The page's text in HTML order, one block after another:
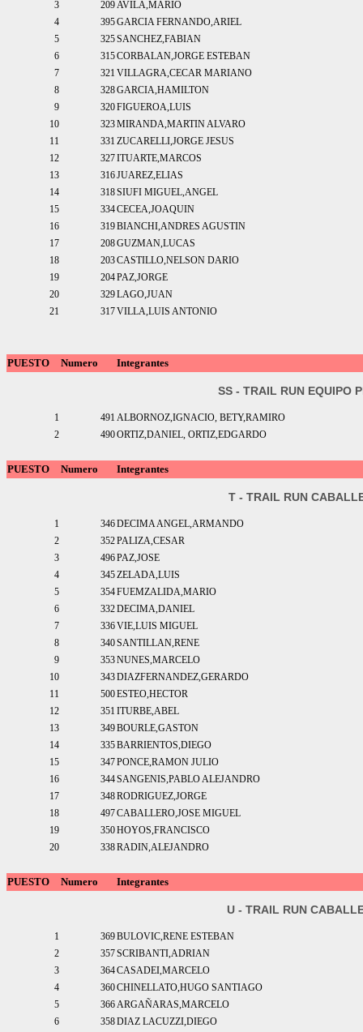
3 209AVILA,MARIO
4
395GARCIA FERNANDO,ARIEL
5
325SANCHEZ,FABIAN
6
315CORBALAN,JORGE ESTEBAN
7
321 VILLAGRA,CECAR MARIANO
8
328GARCIA,HAMILTON
9
320FIGUEROA,LUIS
10
323MIRANDA,MARTIN ALVARO
11
331 ZUCARELLI,JORGE JESUS
12
327ITUARTE,MARCOS
13
316JUAREZ,ELIAS
14
318SIUFI MIGUEL,ANGEL
15
334CECEA,JOAQUIN
16
319BIANCHI,ANDRES AGUSTIN
17
208GUZMAN,LUCAS
18
203CASTILLO,NELSON DARIO
19
204PAZ,JORGE
20
329LAGO,JUAN
21
317VILLA,LUIS ANTONIO
PUESTO Numero Integrantes
SS - TRAIL RUN EQUIPO
1 491 ALBORNOZ,IGNACIO, BETY,RAMIRO
2
490ORTIZ,DANIEL, ORTIZ,EDGARDO
PUESTO Numero Integrantes
T - TRAIL RUN
1 346DECIMA ANGEL,ARMANDO
2
352PALIZA,CESAR
3
496PAZ,JOSE
4
345ZELADA,LUIS
5
354FUEMZALIDA,MARIO
6
332DECIMA,DANIEL
7
336VIE,LUIS MIGUEL
8
340SANTILLAN,RENE
9
353NUNES,MARCELO
10
343DIAZFERNANDEZ,GERARDO
11
500ESTEO,HECTOR
12
351 ITURBE,ABEL
13
349BOURLE,GASTON
14
335BARRIENTOS,DIEGO
15
347PONCE,RAMON JULIO
16
344SANGENIS,PABLO ALEJANDRO
17
348RODRIGUEZ,JORGE
18
497CABALLERO,JOSE MIGUEL
19
350HOYOS,FRANCISCO
20
338RADIN,ALEJANDRO
PUESTO Numero Integrantes
U - TRAIL RUN
1 369BULOVIC,RENE ESTEBAN
2
357SCRIBANTI,ADRIAN
3
364CASADEI,MARCELO
4
360CHINELLATO,HUGO SANTIAGO
5
366ARGAÑARAS,MARCELO
6
358DIAZ LACUZZI,DIEGO